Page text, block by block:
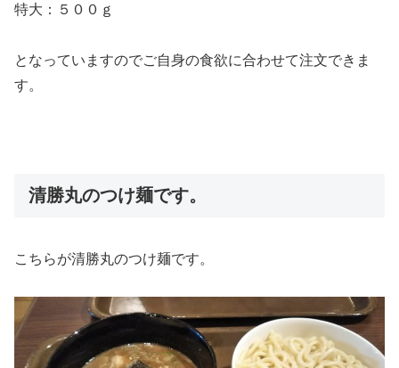
特大：５００ｇ
となっていますのでご自身の食欲に合わせて注文できま
す。
清勝丸のつけ麺です。
こちらが清勝丸のつけ麺です。